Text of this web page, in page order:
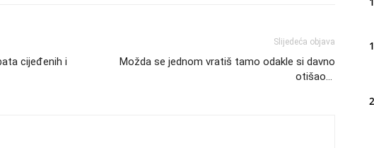
cijeđenih i
Slijedeća objava
Možda se jednom vratiš tamo odakle si davno
otišao…